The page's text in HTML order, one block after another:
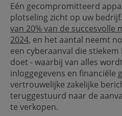
Eén gecompromitteerd
plotseling zicht op uw bedrijf.
van 20% van de succesvolle
2024, en het aantal neemt
een cyberaanval die
doet - waarbij van alles
inloggegevens en financiële
vertrouwelijke zakelijke
teruggestuurd naar de
te verkopen.